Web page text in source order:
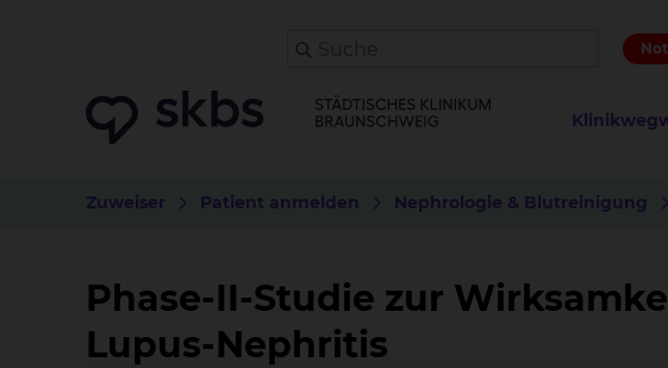
Zuweiser Patient anmelden Nephrologie & Blutreinigung
Phase-II-Studie zur
Lupus-Nephritis